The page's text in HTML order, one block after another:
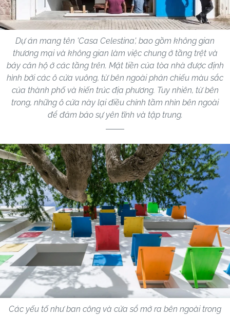
Dự án mang tên 'Casa Celestina', bao gồm không gian
thương mại và không gian làm việc chung ở tầng trệt và
bảy căn hộ ở các tầng trên. Mặt tiền của tòa nhà được định
hình bởi các ô cửa vuông, từ bên ngoài phản chiếu màu sắc
của thành phố và kiến ​​trúc địa phương. Tuy nhiên, từ bên
trong, những ô cửa này lại điều chỉnh tầm nhìn bên ngoài
để đảm bảo sự yên tĩnh và tập trung.
Các yếu tố như ban công và cửa sổ mở ra bên ngoài trong